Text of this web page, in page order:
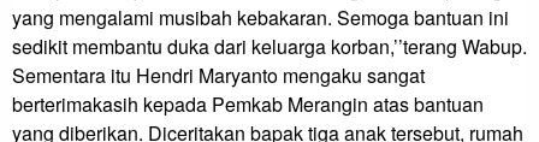
yang mengalami musibah kebakaran. Semoga bantuan ini
sedikit membantu duka dari keluarga korban,’’terang Wabup.
Sementara itu Hendri Maryanto mengaku sangat
berterimakasih kepada Pemkab Merangin atas bantuan
yang diberikan. Diceritakan bapak tiga anak tersebut, rumah